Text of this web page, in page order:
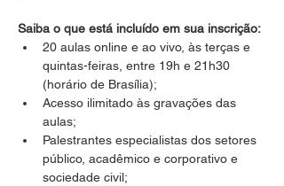
Saiba o que está incluído em sua inscrição:
20 aulas online e ao vivo, às terças e
quintas-feiras, entre 19h e 21h30
(horário de Brasília);
Acesso ilimitado às gravações das
aulas;
Palestrantes especialistas dos setores
público, acadêmico e corporativo e
sociedade civil;